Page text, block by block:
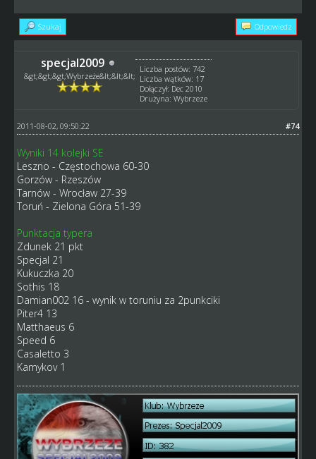
Szukaj Odpowiedz
specjal2009
&gt;&gt;&gt;Wybrzeże&lt;&lt;&lt;
Liczba postów: 742
Liczba wątków: 17
Dołączył: Dec 2010
Drużyna: Wybrzeze
#74
2011-08-02, 09:50:22
Wyniki 14 kolejki SE
Leszno - Częstochowa 60-30
Gorzów - Rzeszów
Tarnów - Wrocław 27-39
Toruń - Zielona Góra 51-39
Punktacja typera
Zdunek 21 pkt
Specjal 21
Kukuczka 20
Sothis 18
Damian002 16 - wynik w toruniu za 2punkciki
Piter4 13
Matthaeus 6
Speed 6
Casaletto 3
Kamykov 1